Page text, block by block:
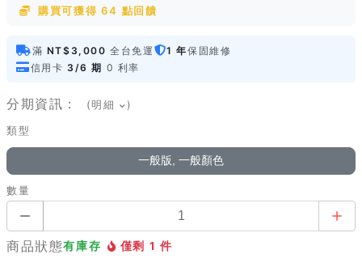
購買可獲得 64 點回饋
滿 NT$3,000 全台免運 1 年保固維修
信用卡 3/6 期 0 利率
分期資訊： (明細 )
類型
一般版, 一般顏色
數量
商品狀態有庫存 僅剩 1 件